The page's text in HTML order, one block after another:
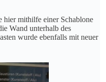
mithilfe einer Schablone
Wand unterhalb des
wurde ebenfalls mit neuer